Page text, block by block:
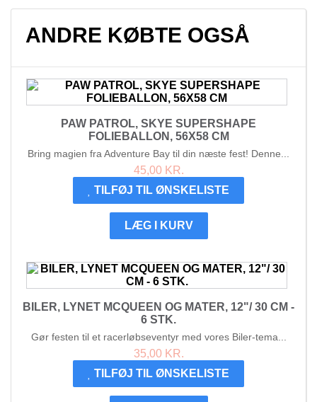
ANDRE KØBTE OGSÅ
PAW PATROL, SKYE SUPERSHAPE
FOLIEBALLON, 56X58 CM
Bring magien fra Adventure Bay til din næste fest! Denne...
45,00 KR.
TILFØJ TIL ØNSKELISTE
LÆG I KURV
BILER, LYNET MCQUEEN OG MATER, 12"/ 30 CM -
6 STK.
Gør festen til et racerløbseventyr med vores Biler-tema...
35,00 KR.
TILFØJ TIL ØNSKELISTE